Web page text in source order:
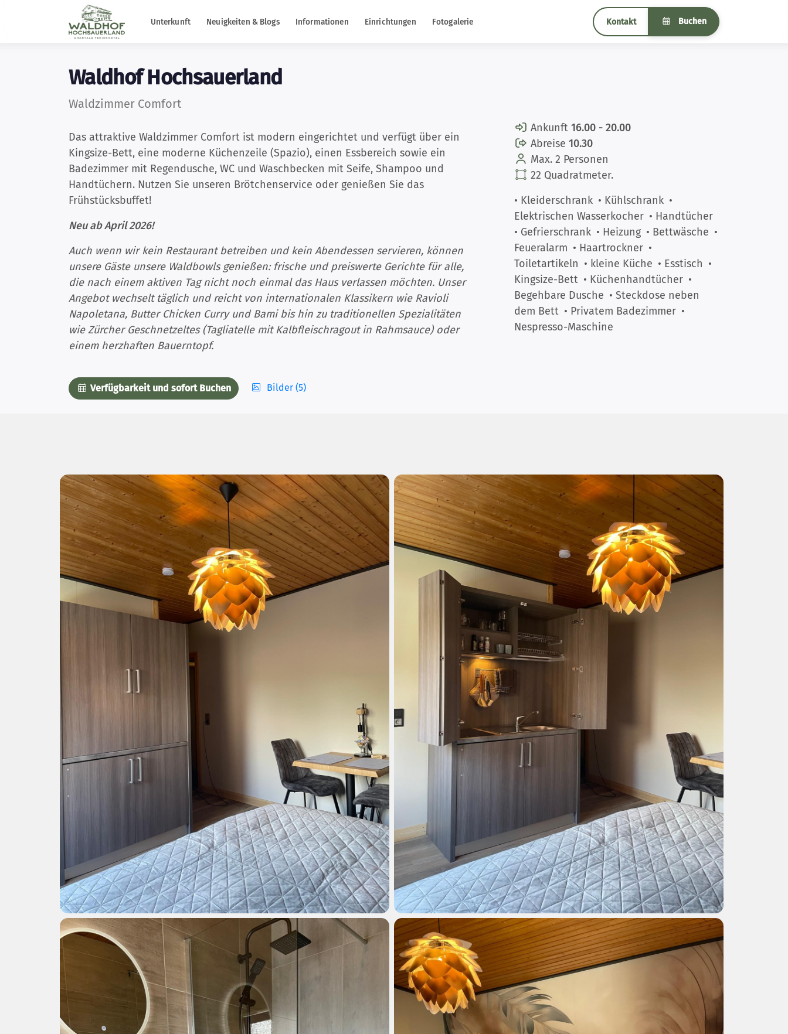
Unterkunft Neuigkeiten & Blogs Informationen Einrichtungen Fotogalerie Kontakt Buchen
Waldhof Hochsauerland
Waldzimmer Comfort
Das attraktive Waldzimmer Comfort ist modern eingerichtet und verfügt über ein
Kingsize-Bett, eine moderne Küchenzeile (Spazio), einen Essbereich sowie ein
Badezimmer mit Regendusche, WC und Waschbecken mit Seife, Shampoo und
Handtüchern. Nutzen Sie unseren Brötchenservice oder genießen Sie das
Frühstücksbuffet!
Neu ab April 2026!
Auch wenn wir kein Restaurant betreiben und kein Abendessen servieren, können
unsere Gäste unsere Waldbowls genießen: frische und preiswerte Gerichte für alle,
die nach einem aktiven Tag nicht noch einmal das Haus verlassen möchten. Unser
Angebot wechselt täglich und reicht von internationalen Klassikern wie Ravioli
Napoletana, Butter Chicken Curry und Bami bis hin zu traditionellen Spezialitäten
wie Zürcher Geschnetzeltes (Tagliatelle mit Kalbfleischragout in Rahmsauce) oder
einem herzhaften Bauerntopf.
Verfügbarkeit und sofort Buchen Bilder (5)
Ankunft 16.00 - 20.00
Abreise 10.30
Max. 2 Personen
22 Quadratmeter.
• Kleiderschrank • Kühlschrank •
Elektrischen Wasserkocher • Handtücher
• Gefrierschrank • Heizung • Bettwäsche •
Feueralarm • Haartrockner •
Toiletartikeln • kleine Küche • Esstisch •
Kingsize-Bett • Küchenhandtücher •
Begehbare Dusche • Steckdose neben
dem Bett • Privatem Badezimmer •
Nespresso-Maschine